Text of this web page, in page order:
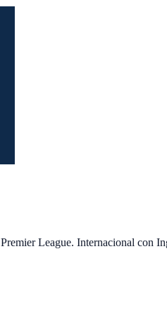
Premier League. Internacional con